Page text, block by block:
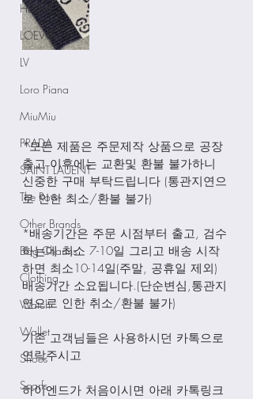
HERMES
LOEWE
LV
Loro Piana
MiuMiu
PRADA
SAINT LAUENT
The Row
Other Brands
Bag Charms
Clothing
Watch
Wallet
Shoes
Scarfs
*모든 제품은 주문제작 상품으로 공장
출고 이후에는 교환및 환불 불가하니
신중한 구매 부탁드립니다 (통관지연으
로 인한 최소/환불 불가)
*배송기간은 주문 시점부터 출고, 검수
하는데 최소 7-10일 그리고 배송 시작
하면 최소10-14일(주말, 공휴일 제외)
배송기간 소요됩니다.(단순변심,통관지
연으로 인한 취소/환불 불가)
기존 고객님들은 사용하시던 카톡으로
연락주시고
하이엔드가 처음이시면 아래 카톡링크